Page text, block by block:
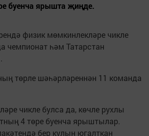
буенча ярышта җиңде.
физик мөмкинлекләре чикле
чемпионат һәм Татарстан
төрле шәһәрләреннән 11 команда
чикле булса да, көчле рухлы
4 төре буенча ярыштылар.
бер кулын югалткан